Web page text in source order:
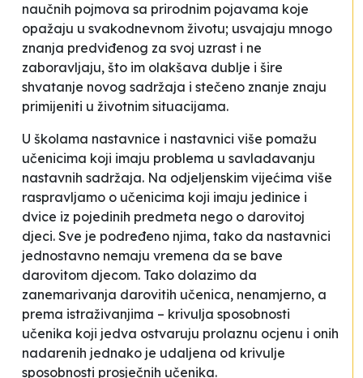
naučnih pojmova sa prirodnim pojavama koje
opažaju u svakodnevnom životu; usvajaju mnogo
znanja predviđenog za svoj uzrast i ne
zaboravljaju, što im olakšava dublje i šire
shvatanje novog sadržaja i stečeno znanje znaju
primijeniti u životnim situacijama.
U školama nastavnice i nastavnici više pomažu
učenicima koji imaju problema u savladavanju
nastavnih sadržaja. Na odjeljenskim vijećima više
raspravljamo o učenicima koji imaju jedinice i
dvice iz pojedinih predmeta nego o darovitoj
djeci. Sve je podređeno njima, tako da nastavnici
jednostavno nemaju vremena da se bave
darovitom djecom. Tako dolazimo da
zanemarivanja darovitih učenica, nenamjerno, a
prema istraživanjima – krivulja sposobnosti
učenika koji jedva ostvaruju prolaznu ocjenu i onih
nadarenih jednako je udaljena od krivulje
sposobnosti prosječnih učenika.